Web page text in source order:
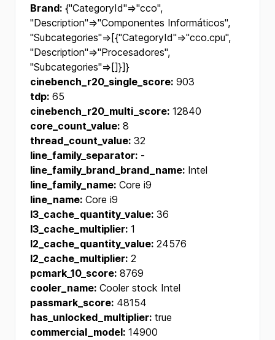
Brand: {"CategoryId"=>"cco",
"Description"=>"Componentes Informáticos",
"Subcategories"=>[{"CategoryId"=>"cco.cpu",
"Description"=>"Procesadores",
"Subcategories"=>[]}]}
cinebench_r20_single_score: 903
tdp: 65
cinebench_r20_multi_score: 12840
core_count_value: 8
thread_count_value: 32
line_family_separator: -
line_family_brand_brand_name: Intel
line_family_name: Core i9
line_name: Core i9
l3_cache_quantity_value: 36
l3_cache_multiplier: 1
l2_cache_quantity_value: 24576
l2_cache_multiplier: 2
pcmark_10_score: 8769
cooler_name: Cooler stock Intel
passmark_score: 48154
has_unlocked_multiplier: true
commercial_model: 14900